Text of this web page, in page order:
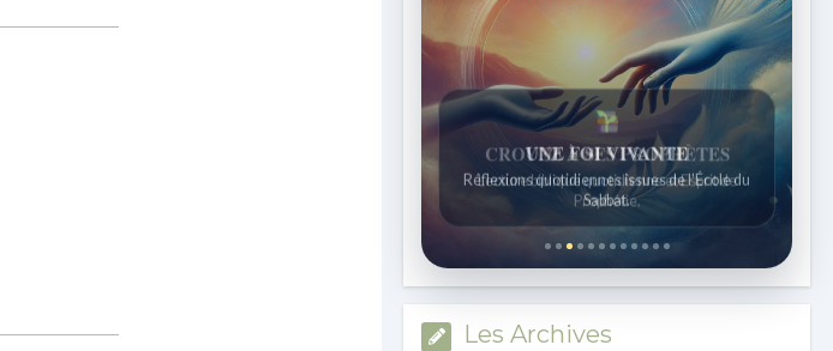
UNE FOI VIVANTE
Réflexions quotidiennes issues de l'École du
Sabbat.
Les Archives